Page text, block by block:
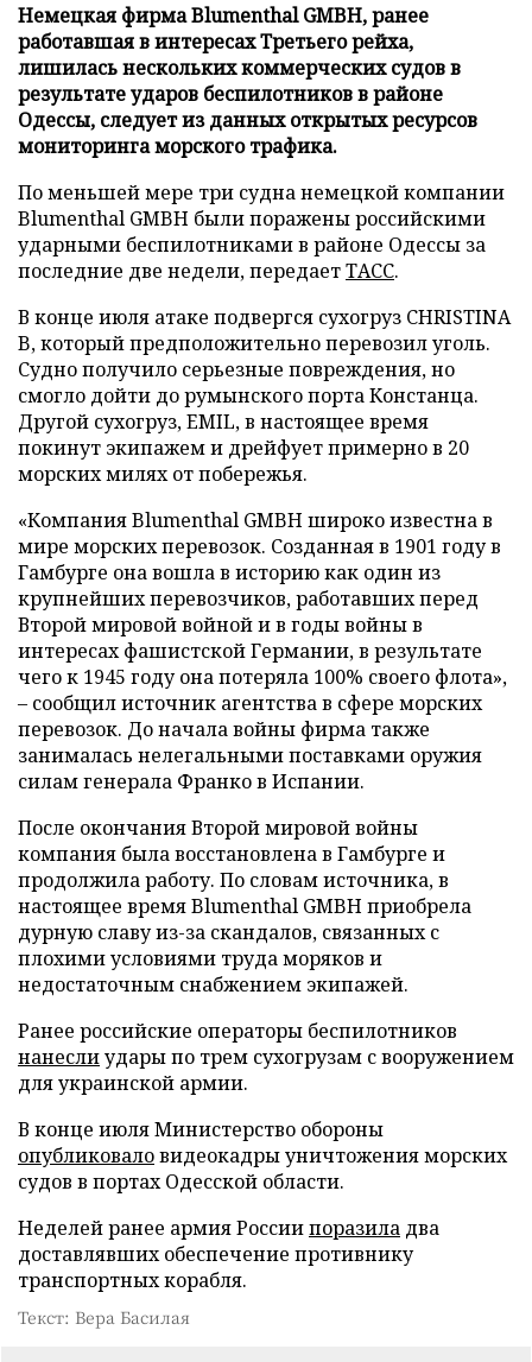
Немецкая фирма Blumenthal GMBH, ранее
работавшая в интересах Третьего рейха,
лишилась нескольких коммерческих судов в
результате ударов беспилотников в районе
Одессы, следует из данных открытых ресурсов
мониторинга морского трафика.
По меньшей мере три судна немецкой компании
Blumenthal GMBH были поражены российскими
ударными беспилотниками в районе Одессы за
последние две недели, передаетТАСС.
В конце июля атаке подвергся сухогруз CHRISTINA
B, который предположительно перевозил уголь.
Судно получило серьезные повреждения, но
смогло дойти до румынского порта Констанца.
Другой сухогруз, EMIL, в настоящее время
покинут экипажем и дрейфует примерно в 20
морских милях от побережья.
«Компания Blumenthal GMBH широко известна в
мире морских перевозок. Созданная в 1901 году в
Гамбурге она вошла в историю как один из
крупнейших перевозчиков, работавших перед
Второй мировой войной и в годы войны в
интересах фашистской Германии, в результате
чего к 1945 году она потеряла 100% своего флота»,
– сообщил источник агентства в сфере морских
перевозок. До начала войны фирма также
занималась нелегальными поставками оружия
силам генерала Франко в Испании.
После окончания Второй мировой войны
компания была восстановлена в Гамбурге и
продолжила работу. По словам источника, в
настоящее время Blumenthal GMBH приобрела
дурную славу из-за скандалов, связанных с
плохими условиями труда моряков и
недостаточным снабжением экипажей.
Ранее российские операторы беспилотников
нанеслиудары по трем сухогрузам с вооружением
для украинской армии.
В конце июля Министерство обороны
опубликоваловидеокадры уничтожения морских
судов в портах Одесской области.
Неделей ранее армия Россиипоразила два
доставлявших обеспечение противнику
транспортных корабля.
Текст: Вера Басилая